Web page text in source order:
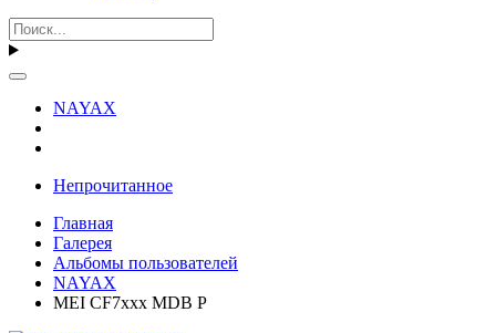
NAYAX
Непрочитанное
Главная
Галерея
Альбомы пользователей
NAYAX
MEI CF7xxx MDB P